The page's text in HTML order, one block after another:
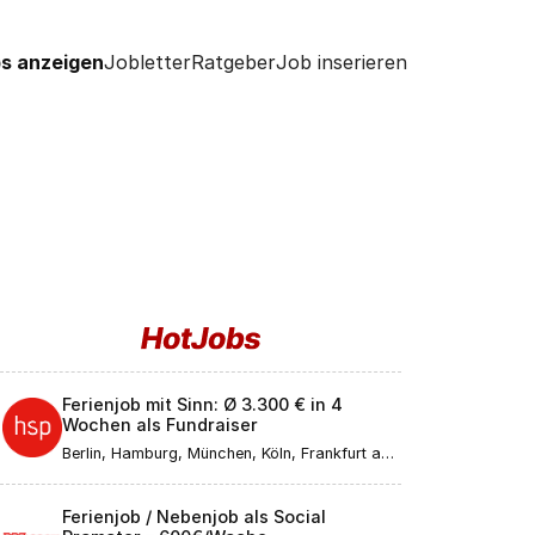
anzeigenJobletterRatgeberJob inserieren
Ferienjob mit Sinn: Ø 3.300 € in 4
Wochen als Fundraiser
Berlin, Hamburg, München, Köln, Frankfurt am
Dortmund, Bremen, Essen, Dresden, Hannover,
Nürnberg, Duisburg, Bochum, Wuppertal,
Bielefeld, Bonn, Mannheim, Karlsruhe, Münster,
Ferienjob / Nebenjob als Social